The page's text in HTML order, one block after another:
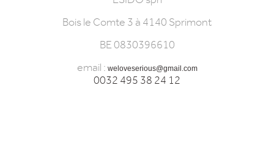
Bois le Comte 3 à 4140 Sprimont
BE 0830396610
email : weloveserious@gmail.com
0032 495 38 24 12